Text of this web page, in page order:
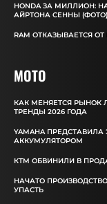
HONDA ЗА МИЛЛИОН:
АЙРТОНА СЕННЫ (ФОТО)
RAM ОТКАЗЫВАЕТСЯ
MOTO
КАК МЕНЯЕТСЯ РЫНОК
ТРЕНДЫ 2026 ГОДА
YAMAHA
АККУМУЛЯТОРОМ
КТМ ОБВИНИЛИ В
НАЧАТО
УПАСТЬ